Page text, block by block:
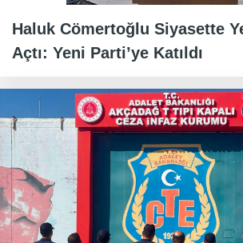
Haluk Cömertoğlu Siyasette
Açtı: Yeni Parti’ye Katıldı